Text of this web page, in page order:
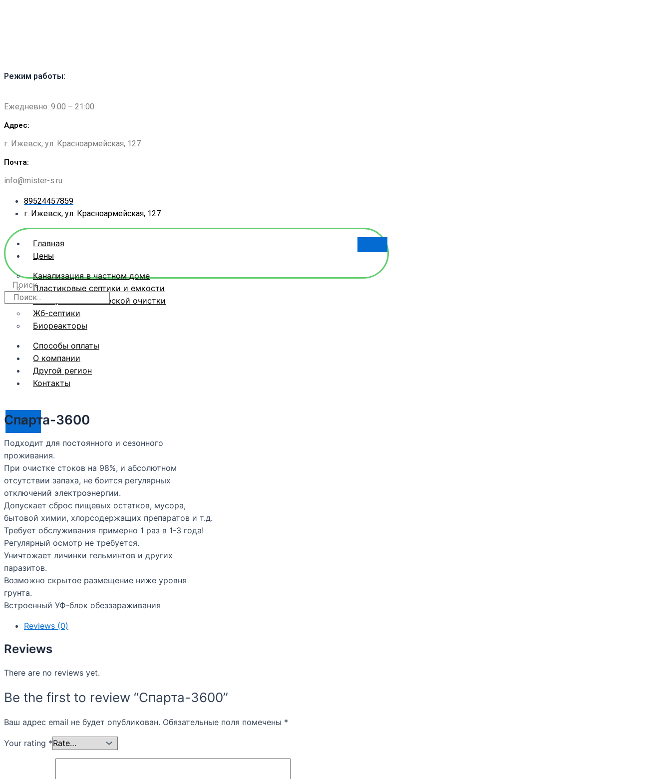
Режим работы:
Ежедневно: 9:00 – 21:00
Адрес:
г. Ижевск, ул. Красноармейская, 127​
Почта:
info@mister-s.ru
89524457859
г. Ижевск, ул. Красноармейская, 127
Главная
Цены
Канализация в частном доме
Пластиковые септики и емкости
Станции биологической очистки
Жб-септики
Биореакторы
Способы оплаты
О компании
Другой регион
Контакты
X
Поиск
Спарта-3600
Подходит для постоянного и сезонного
проживания.
При очистке стоков на 98%, и абсолютном
отсутствии запаха, не боится регулярных
отключений электроэнергии.
Допускает сброс пищевых остатков, мусора,
бытовой химии, хлорсодержащих препаратов и т.д.
Требует обслуживания примерно 1 раз в 1-3 года!
Регулярный осмотр не требуется.
Уничтожает личинки гельминтов и других
паразитов.
Возможно скрытое размещение ниже уровня
грунта.
Встроенный УФ-блок обеззараживания
Reviews (0)
Reviews
There are no reviews yet.
Be the first to review “Спарта-3600”
Ваш адрес email не будет опубликован. Обязательные поля помечены *
Your rating *